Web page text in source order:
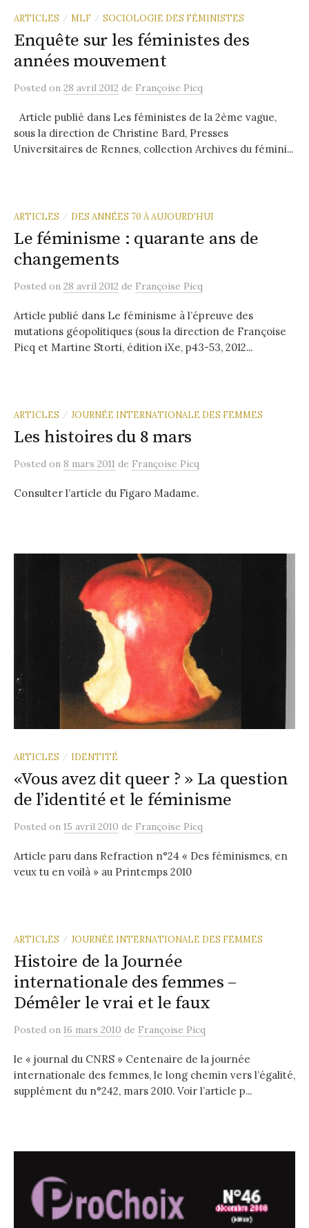
ARTICLES / MLF / SOCIOLOGIE DES FÉMINISTES
Enquête sur les féministes des
années mouvement
Posted on 28 avril 2012 de Françoise Picq
Article publié dans Les féministes de la 2ème vague,
sous la direction de Christine Bard, Presses
Universitaires de Rennes, collection Archives du fémini...
ARTICLES / DES ANNÉES 70 À AUJOURD'HUI
Le féminisme : quarante ans de
changements
Posted on 28 avril 2012 de Françoise Picq
Article publié dans Le féminisme à l’épreuve des
mutations géopolitiques (sous la direction de Françoise
Picq et Martine Storti, édition iXe, p43-53, 2012...
ARTICLES / JOURNÉE INTERNATIONALE DES FEMMES
Les histoires du 8 mars
Posted on 8 mars 2011 de Françoise Picq
Consulter l’article du Figaro Madame.
ARTICLES / IDENTITÉ
«Vous avez dit queer ? » La question
de l’identité et le féminisme
Posted on 15 avril 2010 de Françoise Picq
Article paru dans Refraction n°24 « Des féminismes, en
veux tu en voilà » au Printemps 2010
ARTICLES / JOURNÉE INTERNATIONALE DES FEMMES
Histoire de la Journée
internationale des femmes –
Démêler le vrai et le faux
Posted on 16 mars 2010 de Françoise Picq
le « journal du CNRS » Centenaire de la journée
internationale des femmes, le long chemin vers l’égalité,
supplément du n°242, mars 2010. Voir l’article p...